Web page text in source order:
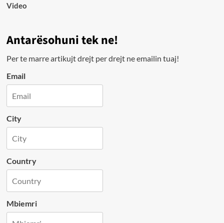
Video
Antarësohuni tek ne!
Per te marre artikujt drejt per drejt ne emailin tuaj!
Email
City
Country
Mbiemri